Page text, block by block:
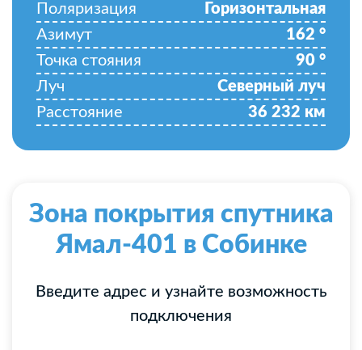
Поляризация
Горизонтальная
Азимут
162 °
Точка стояния
90 °
Луч
Северный луч
Расстояние
36 232 км
Зона покрытия спутника
Ямал-401 в Собинке
Введите адрес и узнайте возможность
подключения